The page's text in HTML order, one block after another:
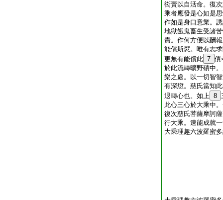
衒賣以自活命。復
乘者應發是心如是
作如是身口意業。
地獄餓鬼畜生受諸
責。作何方便以酬
能償斯愆。唯有志
更無有能償此 7 債
於此流轉曠野磧中
樂之處。以一切智
有深愆。慈氏當知
退轉心也。如上 8
此心三心於大乘中
復次慈氏菩薩摩訶
行大乘。速能成就
大乘理趣六波羅蜜